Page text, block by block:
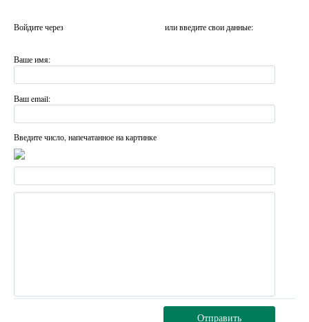
Войдите через или введите свои данные:
Ваше имя:
Ваш email:
Введите число, напечатанное на картинке
Отправить